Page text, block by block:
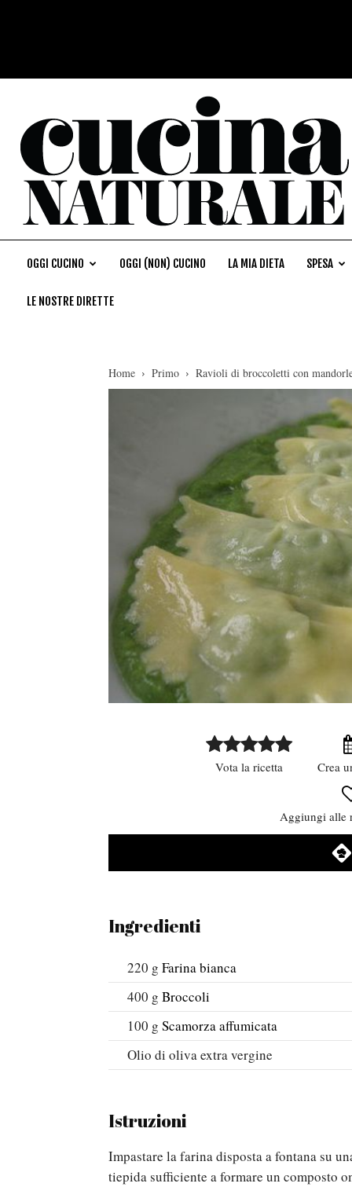
OGGI CUCINO OGGI (NON) CUCINO LA MIA DIETA SPESA
LE NOSTRE DIRETTE
Home Primo Ravioli di broccoletti con
Vota la ricetta Crea
Aggiungi alle
Ingredienti
220 g Farina bianca
400 g Broccoli
100 g Scamorza affumicata
Olio di oliva extra vergine
Istruzioni
Impastare la farina disposta a fontana su
tiepida sufficiente a formare un composto